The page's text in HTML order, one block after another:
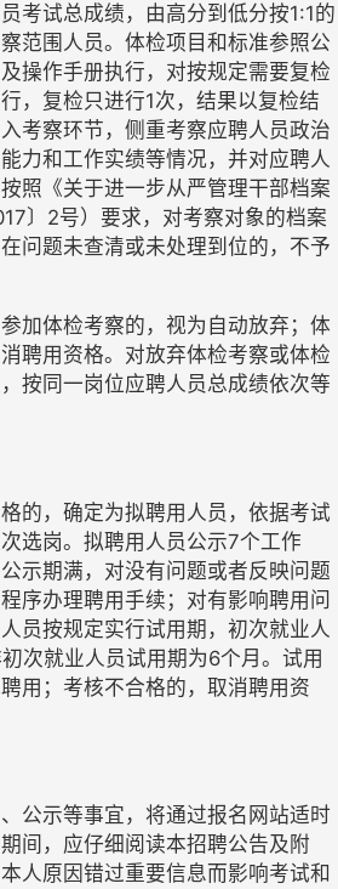
考试总成绩，由高分到低分按1:1的
范围人员。体检项目和标准参照公
操作手册执行，对按规定需要复检
，复检只进行1次，结果以复检结
考察环节，侧重考察应聘人员政治
力和工作实绩等情况，并对应聘人
照《关于进一步从严管理干部档案
〕2号）要求，对考察对象的档案
问题未查清或未处理到位的，不予
加体检考察的，视为自动放弃；体
聘用资格。对放弃体检考察或体检
按同一岗位应聘人员总成绩依次等
的，确定为拟聘用人员，依据考试
选岗。拟聘用人员公示7个工作
示期满，对没有问题或者反映问题
序办理聘用手续；对有影响聘用问
员按规定实行试用期，初次就业人
次就业人员试用期为6个月。试用
用；考核不合格的，取消聘用资
公示等事宜，将通过报名网站适时
间，应仔细阅读本招聘公告及附
人原因错过重要信息而影响考试和